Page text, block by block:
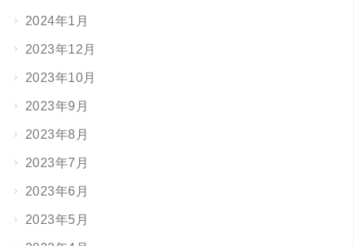
2024年1月
2023年12月
2023年10月
2023年9月
2023年8月
2023年7月
2023年6月
2023年5月